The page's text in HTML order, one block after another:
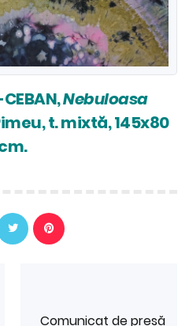
Nebuloasa
t. mixtă, 145x80
Comunicat de presă